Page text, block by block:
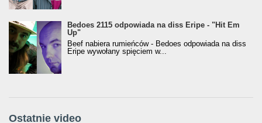
Bedoes 2115 odpowiada na diss Eripe - "Hit Em
Up"
Beef nabiera rumieńców - Bedoes odpowiada na diss
Eripe wywołany spięciem w...
Ostatnie video